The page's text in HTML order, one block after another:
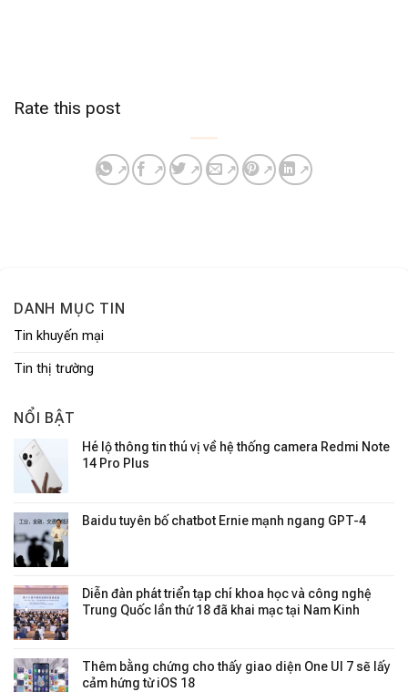
Rate this post
DANH MỤC TIN
Tin khuyến mại
Tin thị trường
NỔI BẬT
Hé lộ thông tin thú vị về hệ thống camera Redmi Note
14 Pro Plus
Baidu tuyên bố chatbot Ernie mạnh ngang GPT-4
Diễn đàn phát triển tạp chí khoa học và công nghệ
Trung Quốc lần thứ 18 đã khai mạc tại Nam Kinh
Thêm bằng chứng cho thấy giao diện One UI 7 sẽ lấy
cảm hứng từ iOS 18